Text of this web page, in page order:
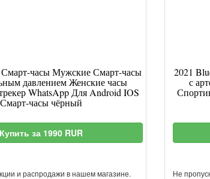
Смарт-часы Мужские Смарт-часы
давлением Женские часы
WhatsApp Для Android IOS
Смарт-часы чёрный
Купить за 1990 RUR
и распродажи в нашем магазине.
2021
с
Не